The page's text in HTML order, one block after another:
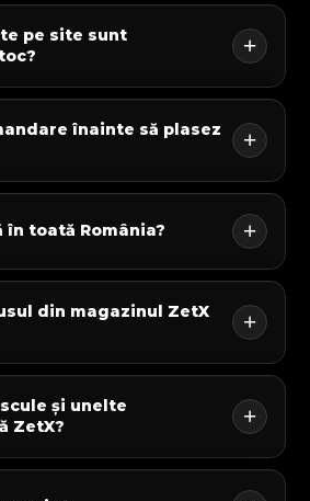
pe site sunt
înainte să plasez
în toată România?
din magazinul ZetX
și unelte
ZetX?